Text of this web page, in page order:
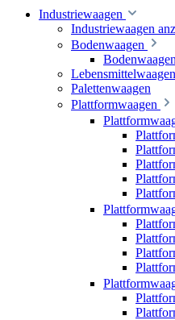
Industriewaagen
Industriewaagen
Bodenwaagen
Lebensmittelwaagen
Palettenwaagen
Plattformwaagen